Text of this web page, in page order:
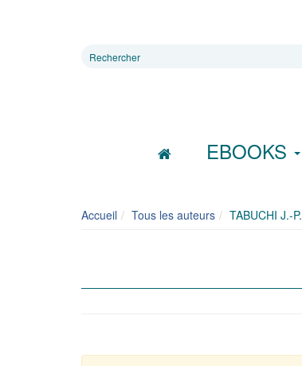
Rechercher
EBOOKS
Accueil Tous les auteurs TABUCHI J.-P.